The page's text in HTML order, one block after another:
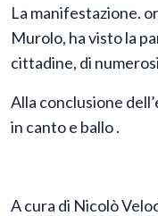
La manifestazione.
Murolo, ha visto la
cittadine, di
Alla conclusione
in canto e ballo .
A cura di Nicolò